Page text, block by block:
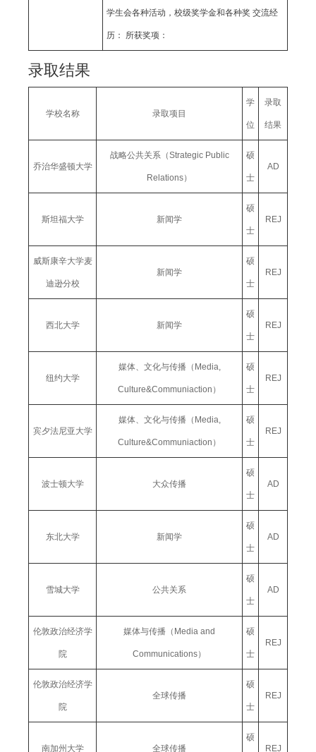
学生会各种活动，校级奖学金和各种奖 交流经
历： 所获奖项：
录取结果
学校名称 录取项目
学
位
录取
结果
乔治华盛顿大学
战略公共关系（Strategic Public
Relations）
硕
士
AD
斯坦福大学 新闻学
硕
士
REJ
威斯康辛大学麦
迪逊分校
新闻学
硕
士
REJ
西北大学 新闻学
硕
士
REJ
纽约大学
媒体、文化与传播（Media,
Culture&Communiaction）
硕
士
REJ
宾夕法尼亚大学
媒体、文化与传播（Media,
Culture&Communiaction）
硕
士
REJ
波士顿大学 大众传播
硕
士
AD
东北大学 新闻学
硕
士
AD
雪城大学 公共关系
硕
士
AD
伦敦政治经济学
院
媒体与传播（Media and
Communications）
硕
士
REJ
伦敦政治经济学
院
全球传播
硕
士
REJ
南加州大学 全球传播
硕
REJ